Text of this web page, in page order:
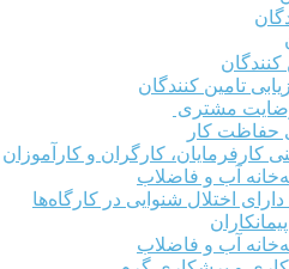
کنندگان
تامین کنندگان
مشتری
حفاظت کار
کارفرمایان، کارگران و کارآموزان
آب و فاضلاب
دارای اختلال شنوایی در کارگاه‌ها
آب و فاضلاب